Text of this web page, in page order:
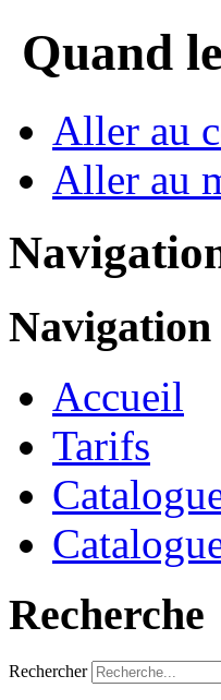
Quand
Aller au
Aller au
Navigation
Accueil
Tarifs
Recherche
Rechercher